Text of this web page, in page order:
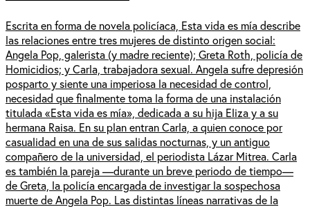
Escrita en forma de novela policíaca, Esta vida es mía describe
las relaciones entre tres mujeres de distinto origen social:
Angela Pop, galerista (y madre reciente); Greta Roth, policía de
Homicidios; y Carla, trabajadora sexual. Angela sufre depresión
posparto y siente una imperiosa la necesidad de control,
necesidad que finalmente toma la forma de una instalación
titulada «Esta vida es mía», dedicada a su hija Eliza y a su
hermana Raisa. En su plan entran Carla, a quien conoce por
casualidad en una de sus salidas nocturnas, y un antiguo
compañero de la universidad, el periodista Lázar Mitrea. Carla
es también la pareja —durante un breve periodo de tiempo—
de Greta, la policía encargada de investigar la sospechosa
muerte de Angela Pop. Las distintas líneas narrativas de la